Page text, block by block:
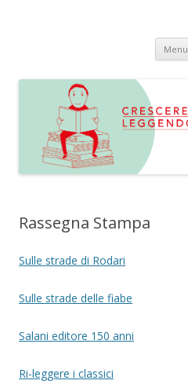
Menu
Rassegna Stampa
Sulle strade di Rodari
Sulle strade delle fiabe
Salani editore 150 anni
Ri-leggere i classici